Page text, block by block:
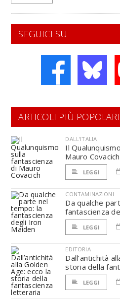
SEGUICI SU
ARTICOLI PIÙ POPOLARI
DALL'ITALIA
Il
Mauro Covacich
LEGGI
CONTAMINAZIONI
Da qualche
fantascienza
LEGGI
EDITORIA
Dall’antichità
storia della
LEGGI